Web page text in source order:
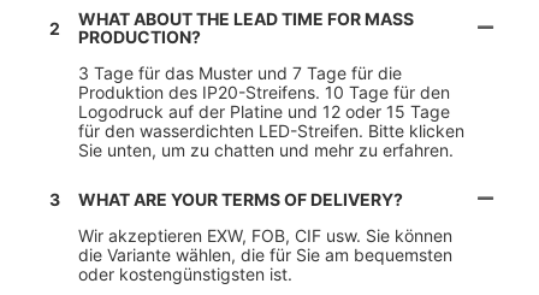
2
WHAT ABOUT THE LEAD TIME FOR MASS
PRODUCTION?
3 Tage für das Muster und 7 Tage für die
Produktion des IP20-Streifens. 10 Tage für den
Logodruck auf der Platine und 12 oder 15 Tage
für den wasserdichten LED-Streifen. Bitte klicken
Sie unten, um zu chatten und mehr zu erfahren.
3
WHAT ARE YOUR TERMS OF DELIVERY?
Wir akzeptieren EXW, FOB, CIF usw. Sie können
die Variante wählen, die für Sie am bequemsten
oder kostengünstigsten ist.